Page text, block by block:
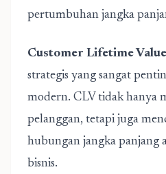
pertumbuhan jangka
Customer Lifetime Value
strategis yang sangat
modern. CLV tidak hanya
pelanggan, tetapi juga
hubungan jangka panjang
bisnis.